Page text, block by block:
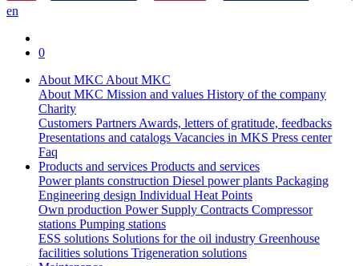
en
0
About MKC About MKC
About MKC Mission and values History of the company
Charity
Customers PartnersAwards, letters of gratitude, feedbacks
Presentations and catalogs Vacancies in MKS Press center
Faq
Products and services Products and services
Power plants construction Diesel power plants Packaging
Engineering design Individual Heat Points
Own production Power Supply Contracts Compressor
stations Pumping stations
ESS solutions Solutions for the oil industry Greenhouse
facilities solutions Trigeneration solutions